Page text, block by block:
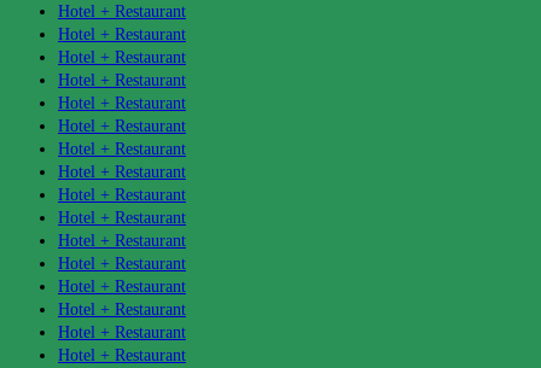
Hotel + Restaurant
Hotel + Restaurant
Hotel + Restaurant
Hotel + Restaurant
Hotel + Restaurant
Hotel + Restaurant
Hotel + Restaurant
Hotel + Restaurant
Hotel + Restaurant
Hotel + Restaurant
Hotel + Restaurant
Hotel + Restaurant
Hotel + Restaurant
Hotel + Restaurant
Hotel + Restaurant
Hotel + Restaurant